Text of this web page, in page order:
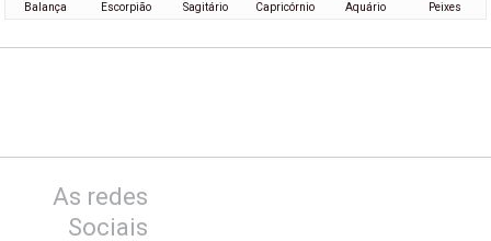
Balança Escorpião Sagitário Capricórnio Aquário Peixes
As redes
Sociais